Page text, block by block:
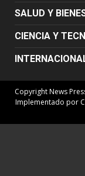
SALUD Y
CIENCIA Y
Copyright News
Implementado por